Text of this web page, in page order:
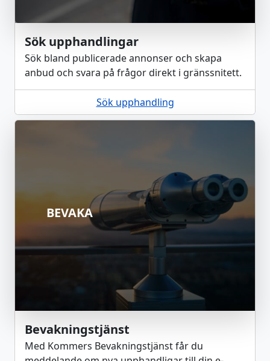
Sök upphandlingar
Sök bland publicerade annonser och skapa
anbud och svara på frågor direkt i gränssnitett.
Sök upphandling
BEVAKA
Bevakningstjänst
Med Kommers Bevakningstjänst får du